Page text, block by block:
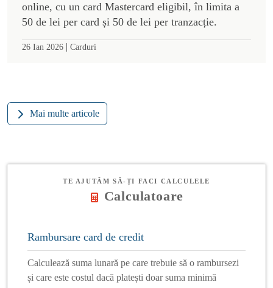
online, cu un card Mastercard eligibil, în limita a
50 de lei per card și 50 de lei per tranzacție.
26 Ian 2026 | Carduri
Mai multe articole
TE AJUTĂM SĂ-ȚI FACI CALCULELE
Calculatoare
Rambursare card de credit
Calculează suma lunară pe care trebuie să o rambursezi
și care este costul dacă platești doar suma minimă